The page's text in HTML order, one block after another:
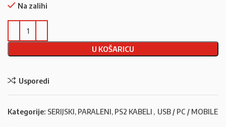
Na zalihi
U KOŠARICU
Usporedi
Kategorije: SERIJSKI, PARALENI, PS2 KABELI , USB / PC / MOBILE